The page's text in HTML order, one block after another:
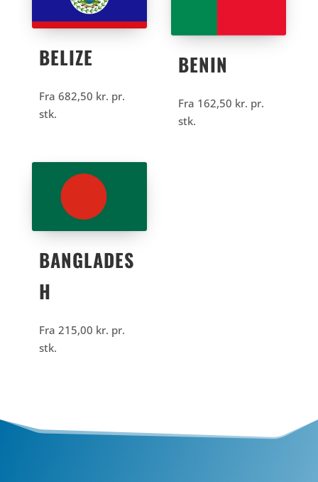
BELIZE
Fra 682,50 kr. pr.
stk.
BENIN
Fra 162,50 kr. pr.
stk.
BANGLADES
H
Fra 215,00 kr. pr.
stk.